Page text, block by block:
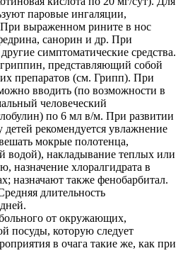
паровые ингаляции,
выраженном рините в нос
санорин и др. При
симптоматические средства.
представляющий собой
препаратов (см. Грипп). При
вводить (по возможности в
человеческий
по 6 мл в/м. При развитии
рекомендуется увлажнение
мокрые полотенца,
водой), накладывание теплых или
назначение хлоралгидрата в
назначают также фенобарбитал.
длительность
от окружающих,
посуды, которую следует
в очага такие же, как при